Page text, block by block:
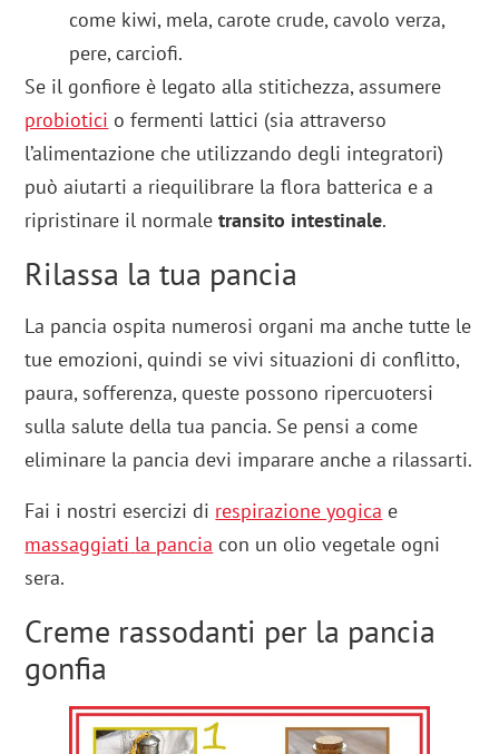
come kiwi, mela, carote crude, cavolo verza,
pere, carciofi.
Se il gonfiore è legato alla stitichezza, assumere
probiotici o fermenti lattici (sia attraverso
l’alimentazione che utilizzando degli integratori)
può aiutarti a riequilibrare la flora batterica e a
ripristinare il normaletransito intestinale.
Rilassa la tua pancia
La pancia ospita numerosi organi ma anche tutte le
tue emozioni, quindi se vivi situazioni di conflitto,
paura, sofferenza, queste possono ripercuotersi
sulla salute della tua pancia. Se pensi a come
eliminare la pancia devi imparare anche a rilassarti.
Fai i nostri esercizi di respirazione yogica e
massaggiati la pancia con un olio vegetale ogni
sera.
Creme rassodanti per la pancia
gonfia